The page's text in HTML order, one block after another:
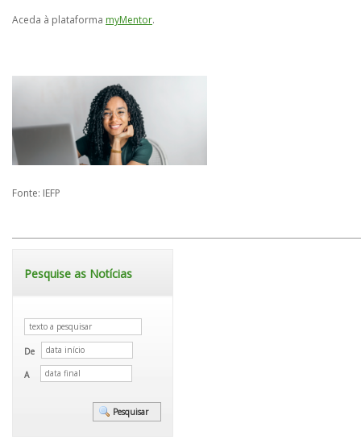
Aceda à plataforma myMentor.
Fonte: IEFP
Pesquise as Notícias
De
A